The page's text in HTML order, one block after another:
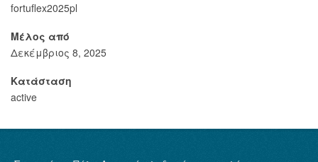
fortuflex2025pl
Μέλος από
Δεκέμβριος 8, 2025
Κατάσταση
active